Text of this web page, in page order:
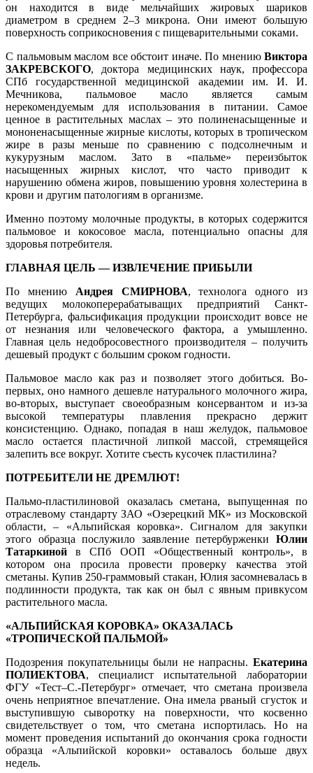
он находится в виде мельчайших жировых шариков
диаметром в среднем 2–3 микрона. Они имеют большую
поверхность соприкосновения с пищеварительными соками.
С пальмовым маслом все обстоит иначе. По мнению Виктора
ЗАКРЕВСКОГО, доктора медицинских наук, профессора
СПб государственной медицинской академии им. И. И.
Мечникова, пальмовое масло является самым
нерекомендуемым для использования в питании. Самое
ценное в растительных маслах – это полиненасыщенные и
мононенасыщенные жирные кислоты, которых в тропическом
жире в разы меньше по сравнению с подсолнечным и
кукурузным маслом. Зато в «пальме» переизбыток
насыщенных жирных кислот, что часто приводит к
нарушению обмена жиров, повышению уровня холестерина в
крови и другим патологиям в организме.
Именно поэтому молочные продукты, в которых содержится
пальмовое и кокосовое масла, потенциально опасны для
здоровья потребителя.
ГЛАВНАЯ ЦЕЛЬ — ИЗВЛЕЧЕНИЕ ПРИБЫЛИ
По мнению Андрея СМИРНОВА, технолога одного из
ведущих молокоперерабатыващих предприятий Санкт-
Петербурга, фальсификация продукции происходит вовсе не
от незнания или человеческого фактора, а умышленно.
Главная цель недобросовестного производителя – получить
дешевый продукт с большим сроком годности.
Пальмовое масло как раз и позволяет этого добиться. Во-
первых, оно намного дешевле натурального молочного жира,
во-вторых, выступает своеобразным консервантом и из-за
высокой температуры плавления прекрасно держит
консистенцию. Однако, попадая в наш желудок, пальмовое
масло остается пластичной липкой массой, стремящейся
залепить все вокруг. Хотите съесть кусочек пластилина?
ПОТРЕБИТЕЛИ НЕ ДРЕМЛЮТ!
Пальмо-пластилиновой оказалась сметана, выпущенная по
отраслевому стандарту ЗАО «Озерецкий МК» из Московской
области, – «Альпийская коровка». Сигналом для закупки
этого образца послужило заявление петербурженки Юлии
Татаркиной в СПб ООП «Общественный контроль», в
котором она просила провести проверку качества этой
сметаны. Купив 250-граммовый стакан, Юлия засомневалась в
подлинности продукта, так как он был с явным привкусом
растительного масла.
«АЛЬПИЙСКАЯ КОРОВКА» ОКАЗАЛАСЬ
«ТРОПИЧЕСКОЙ ПАЛЬМОЙ»
Подозрения покупательницы были не напрасны. Екатерина
ПОЛИЕКТОВА, специалист испытательной лаборатории
ФГУ «Тест–С.-Петербург» отмечает, что сметана произвела
очень неприятное впечатление. Она имела рваный сгусток и
выступившую сыворотку на поверхности, что косвенно
свидетельствует о том, что сметана испортилась. Но на
момент проведения испытаний до окончания срока годности
образца «Альпийской коровки» оставалось больше двух
недель.